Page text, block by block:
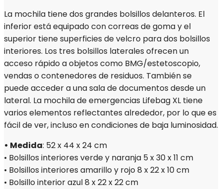
La mochila tiene dos grandes bolsillos delanteros. El
inferior está equipado con correas de goma y el
superior tiene superficies de velcro para dos bolsillos
interiores. Los tres bolsillos laterales ofrecen un
acceso rápido a objetos como BMG/estetoscopio,
vendas o contenedores de residuos. También se
puede acceder a una sala de documentos desde un
lateral. La mochila de emergencias Lifebag XL tiene
varios elementos reflectantes alrededor, por lo que es
fácil de ver, incluso en condiciones de baja luminosidad.
•⁠ Medida: 52 x 44 x 24 cm
• Bolsillos interiores verde y naranja 5 x 30 x 11 cm
• Bolsillos interiores amarillo y rojo 8 x 22 x 10 cm
• Bolsillo interior azul 8 x 22 x 22 cm